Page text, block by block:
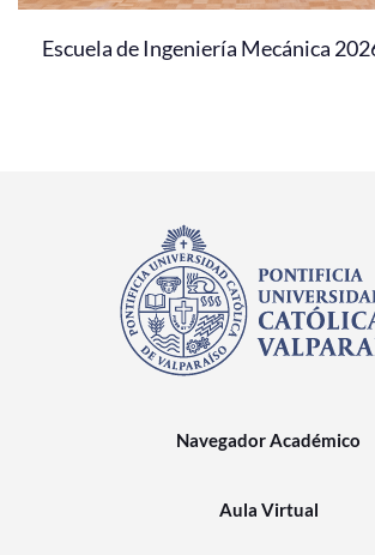
Escuela de Ingeniería Mecánica
Navegador Académico
Aula Virtual